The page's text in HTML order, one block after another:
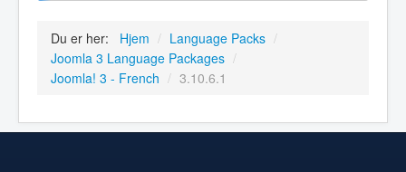
Du er her: Hjem / Language Packs /
Joomla 3 Language Packages /
Joomla! 3 - French / 3.10.6.1